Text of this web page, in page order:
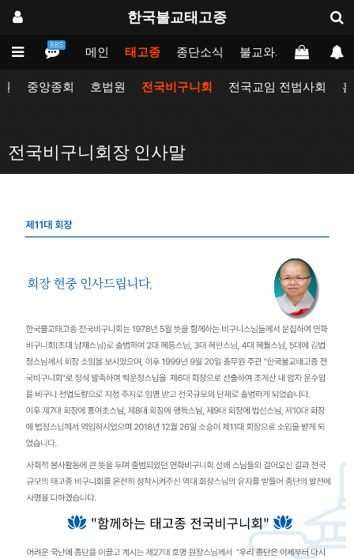
한국불교태고종
BBS
메인 태고종 종단소식 불교와의만남 업
중앙종회 호법원 전국비구니회 전국교임 전법사회
전국비구니회장 인사말